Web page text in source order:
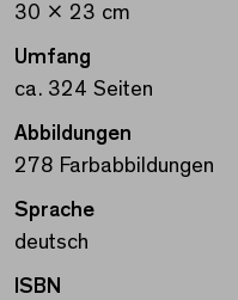
30 x 23 cm
Umfang
ca. 324 Seiten
Abbildungen
278 Farbabbildungen
Sprache
deutsch
ISBN